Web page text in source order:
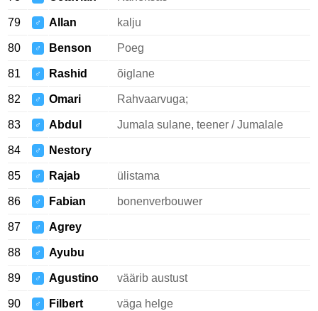
79 ♂ Allan kalju
80 ♂ Benson Poeg
81 ♂ Rashid õiglane
82 ♂ Omari Rahvaarvuga;
83 ♂ Abdul Jumala sulane, teener / Jumalale
84 ♂ Nestory
85 ♂ Rajab ülistama
86 ♂ Fabian bonenverbouwer
87 ♂ Agrey
88 ♂ Ayubu
89 ♂ Agustino väärib austust
90 ♂ Filbert väga helge